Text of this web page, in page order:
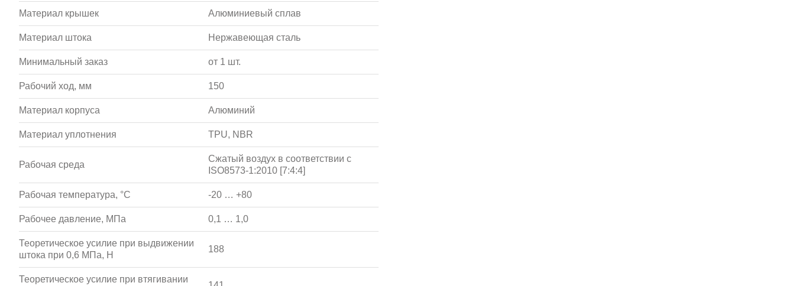
Материал крышек Алюминиевый сплав
Материал штока Нержавеющая сталь
Минимальный заказ от 1 шт.
Рабочий ход, мм 150
Материал корпуса Алюминий
Материал уплотнения TPU, NBR
Рабочая среда
Сжатый воздух в соответствии с
ISO8573-1:2010 [7:4:4]
Рабочая температура, °С -20 … +80
Рабочее давление, МПа 0,1 … 1,0
Теоретическое усилие при выдвижении
штока при 0,6 МПа, Н
188
Теоретическое усилие при втягивании